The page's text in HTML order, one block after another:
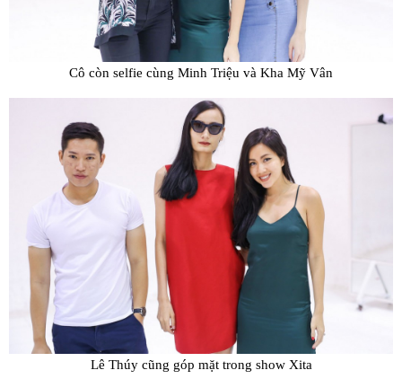
Cô còn selfie cùng Minh Triệu và Kha Mỹ Vân
Lê Thúy cũng góp mặt trong show Xita